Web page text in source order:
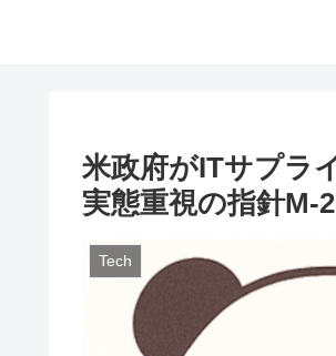
米政府がITサプラ
実態重視の指針M-
Tech